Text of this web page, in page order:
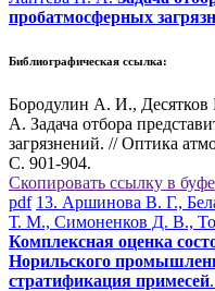
пробатмосферных
Библиографическая ссылка:
Бородулин А. И.,
А. Задача отбора
загрязнений. // Оптика
С. 901-904.
Скопировать ссылку в
pdf 13. Аршинова В. Г.,
Т. М., Симоненков Д. В.,
Комплексная оценка
Норильского
стратификация примесей